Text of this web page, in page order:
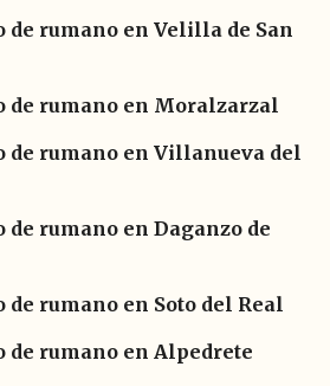
de rumano en Velilla de San
de rumano en Moralzarzal
de rumano en Villanueva del
de rumano en Daganzo de
de rumano en Soto del Real
de rumano en Alpedrete